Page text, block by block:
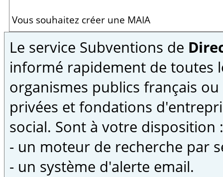
Vous souhaitez créer une MAIA
Le service Subventions de
informé rapidement de toutes
organismes publics français
privées et fondations
social. Sont à votre disposition :
- un moteur de recherche par
- un système d'alerte email.